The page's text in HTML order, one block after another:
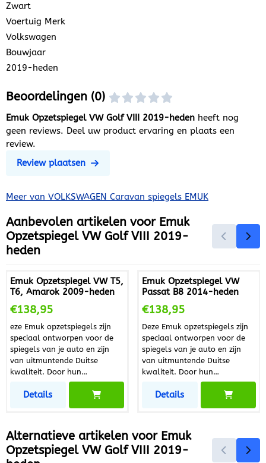
Zwart
Voertuig Merk
Volkswagen
Bouwjaar
2019-heden
Beoordelingen (0)
Emuk Opzetspiegel VW Golf VIII 2019-heden heeft nog
geen reviews. Deel uw product ervaring en plaats een
review.
Review plaatsen
Meer van VOLKSWAGEN Caravan spiegels EMUK
Aanbevolen artikelen voor Emuk
Opzetspiegel VW Golf VIII 2019-
heden
Emuk Opzetspiegel VW T5,
T6, Amarok 2009-heden
Prijs: 138,95
€138,95
eze Emuk opzetspiegels zijn
speciaal ontworpen voor de
spiegels van je auto en zijn
van uitmuntende Duitse
kwaliteit. Door hun
uitstekende pasvorm bieden ze
een trillingvrij beeld. Deze
aerodynamische gevormde
zichtveld en zijn zonder
gereedschap eenvoudig en
snel te monteren. De
Details
Emuk Opzetspiegel VW
Passat B8 2014-heden
Prijs: 138,95
€138,95
Deze Emuk opzetspiegels zijn
speciaal ontworpen voor de
spiegels van je auto en zijn
van uitmuntende Duitse
kwaliteit. Door hun
uitstekende pasvorm bieden ze
een trillingvrij beeld. Deze
aerodynamische gevormde
gereedschap eenvoudig en
snel te monteren. De
Details
Alternatieve artikelen voor Emuk
Opzetspiegel VW Golf VIII 2019-